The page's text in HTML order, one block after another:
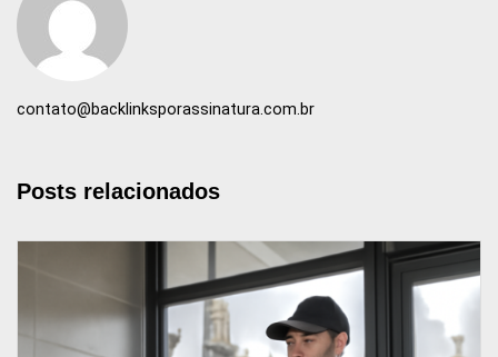
contato@backlinksporassinatura.com.br
Posts relacionados